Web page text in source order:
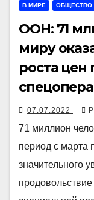
В МИРЕ ОБЩЕСТВО
ООН: 71
миру
роста цен
07.07.2022
71 миллион
период с марта
значительного
продовольствие